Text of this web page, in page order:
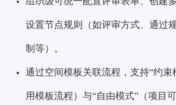
设置节点规则（如评审方式、通过
制等）。
通过空间模板关联流程，支持“约束
用模板流程）与“自由模式”（项目